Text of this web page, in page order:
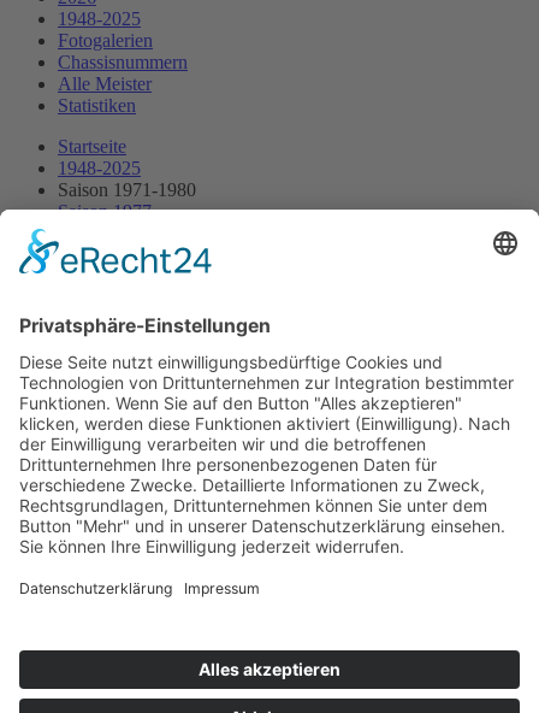
1948-2025
Fotogalerien
Chassisnummern
Alle Meister
Statistiken
Startseite
1948-2025
Saison 1971-1980
Saison 1977
28.08.1977 - Hauenstein
Streckenskizze Programmheft
Alle Ergebnisse:
Nennungsliste
Ergebnis Rennen
Impressum
Jahrbuch